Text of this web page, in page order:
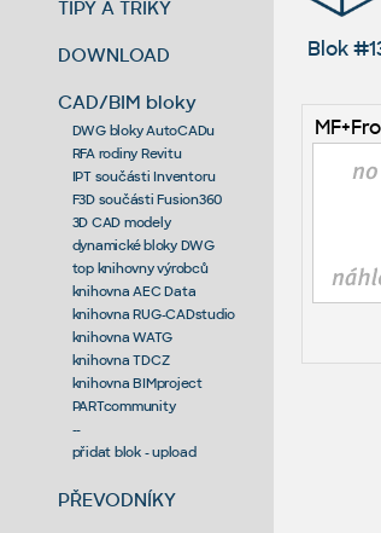
TIPY A TRIKY
DOWNLOAD
CAD/BIM bloky
DWG bloky AutoCADu
RFA rodiny Revitu
IPT součásti Inventoru
F3D součásti Fusion360
3D CAD modely
dynamické bloky DWG
top knihovny výrobců
knihovna AEC Data
knihovna RUG-CADstudio
knihovna WATG
knihovna TDCZ
knihovna BIMproject
PARTcommunity
--
přidat blok - upload
PŘEVODNÍKY
Blok